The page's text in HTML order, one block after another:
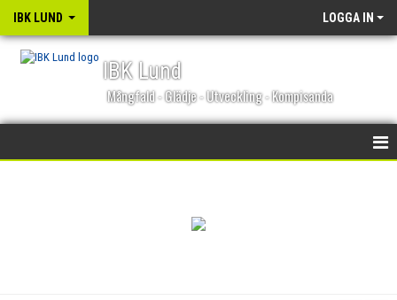
IBK LUND LOGGA IN
IBK Lund
Mångfald - Glädje - Utveckling - Kompisanda